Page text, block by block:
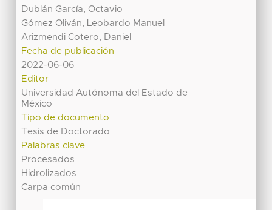
Dublán García, Octavio
Gómez Oliván, Leobardo Manuel
Arizmendi Cotero, Daniel
Fecha de publicación
2022-06-06
Editor
Universidad Autónoma del Estado de
México
Tipo de documento
Tesis de Doctorado
Palabras clave
Procesados
Hidrolizados
Carpa común